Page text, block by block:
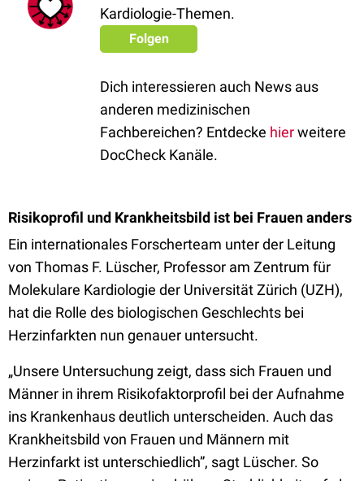
Kardiologie-Themen.
Folgen
Dich interessieren auch News aus
anderen medizinischen
Fachbereichen? Entdecke hierweitere
DocCheck Kanäle.
Risikoprofil und Krankheitsbild ist bei Frauen anders
Ein internationales Forscherteam unter der Leitung
von Thomas F. Lüscher, Professor am Zentrum für
Molekulare Kardiologie der Universität Zürich (UZH),
hat die Rolle des biologischen Geschlechts bei
Herzinfarkten nun genauer untersucht.
„Unsere Untersuchung zeigt, dass sich Frauen und
Männer in ihrem Risikofaktorprofil bei der Aufnahme
ins Krankenhaus deutlich unterscheiden. Auch das
Krankheitsbild von Frauen und Männern mit
Herzinfarkt ist unterschiedlich”, sagt Lüscher. So